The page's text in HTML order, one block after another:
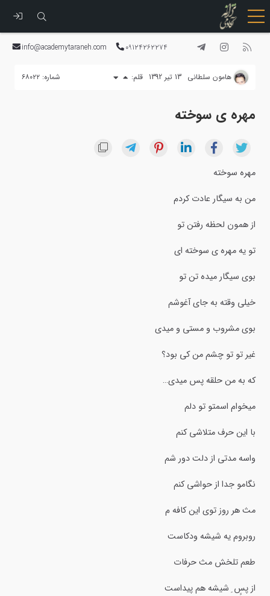
رفتن
به
09124262274
info@academytaraneh.com
هامون سلطاني 13 تیر 1392 قلم: شماره: ۶۸۰۲۲
مهره ی سوخته
مهره سوخته
من به سیگار عادت کردم
از همون لحظه رفتن تو
تو یه مهره ی سوخته ای
بوی سیگار میده تن تو
خیلی وقته به جای آغوشم
بوی مشروب و مستی و میدی
غیر تو تو چشم من کی بود؟
که به من حلقه پس میدی…
میخوام اسمتو تو دلم
با این حرف متلاشی کنم
واسه مدتی از دلت دور شم
نگامو جدا از حواشی کنم
مث هر روز توی این کافه م
روبروم یه شیشه ودکاست
طعم تلخش مث حرفات
از پسِِ ِ شیشه هم پیداست